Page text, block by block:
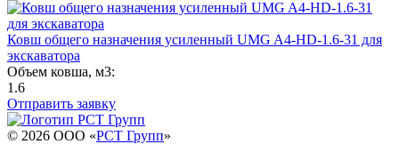
Ковш общего назначения усиленный UMG A4-HD-1.6-31 для
экскаватора
Объем ковша, м3:
1.6
Отправить заявку
© 2026 OOO «РСТ Групп»